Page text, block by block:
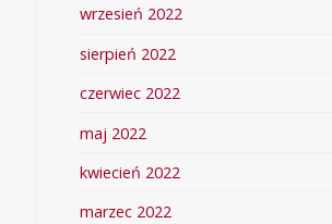
wrzesień 2022
sierpień 2022
czerwiec 2022
maj 2022
kwiecień 2022
marzec 2022